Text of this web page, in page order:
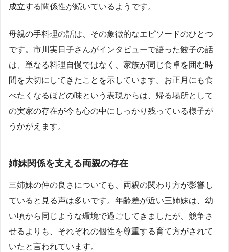
成立する関係性が続いているようです。
母親の手料理の話は、その象徴的なエピソードのひとつ
です。市川実日子さんがインタビューで語った餃子の話
は、単なる料理自慢ではなく、家族が同じ食卓を囲む時
間を大切にしてきたことを示しています。お正月にも食
べたくなるほどの味という表現からは、帰る場所として
の実家の存在が今も心の中にしっかり残っている様子が
うかがえます。
姉妹関係を支える両親の存在
三姉妹の仲の良さについても、両親の関わり方が影響し
ていると見る声は多いです。年齢差が近い三姉妹は、幼
い頃から同じような環境で過ごしてきましたが、競争さ
せるよりも、それぞれの個性を尊重する育て方がされて
いたと言われています。